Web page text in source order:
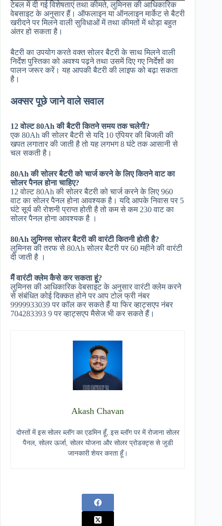
टेबल में दी गई विशेषताएं तथा कीमते, लुमिनस की आधिकारिक
वेबसाइट के अनुसार हैं। ऑफलाइन या ऑनलाइन मार्केट से बैटरी
खरीदने पर मिलने वाली सुविधाओं में तथा कीमतों में थोड़ा बहुत
अंतर हो सकता है।
बैटरी का उपयोग करते वक्त सोलर बैटरी के साथ मिलने वाली
निर्देश पुस्तिका को अवश्य पढ़ने तथा उसमें दिए गए निर्देशों का
पालन जरूर करें। यह आपकी बैटरी की लाइफ को बढ़ा सकता
है।
अक्सर पूछे जाने वाले सवाल
12 वोल्ट 80Ah की बैटरी कितने समय तक चलेगी?
एक 80Ah की सोलर बैटरी से यदि 10 एंपियर की बिजली की
खपत लगातार की जाती है तो यह लगभग 8 घंटे तक आसानी से
चल सकती है।
80Ah की सोलर बैटरी को चार्ज करने के लिए कितने वाट का
सोलर पैनल होना चाहिए?
12 वोल्ट 80Ah की सोलर बैटरी को चार्ज करने के लिए 960
वाट का सोलर पैनल होना आवश्यक है। यदि आपके निवास पर 5
घंटे सूर्य की रोशनी प्राप्त होती है तो कम से कम 230 वाट का
सोलर पैनल होना आवश्यक है ।
80Ah लुमिनस सोलर बैटरी की वारंटी कितनी होती है?
लुमिनस की तरफ से 80Ah सोलर बैटरी पर 60 महीने की वारंटी
दी जाती है ।
मैं वारंटी क्लेम कैसे कर सकता हूं?
लुमिनस की आधिकारिक वेबसाइट के अनुसार वारंटी क्लेम करने
से संबंधित कोई दिक्कत होने पर आप टोल फ्री नंबर
9999933039 पर कॉल कर सकते हैं या फिर व्हाट्सएप नंबर
704283393 9 पर व्हाट्सएप मैसेज भी कर सकते हैं।
Akash Chavan
दोस्तों में इस सोलर ब्लॉग का एडमिन हूँ, इस ब्लॉग पर में रोजाना सोलर
पैनल, सोलर ऊर्जा, सोलर योजना और सोलर प्रोडक्ट्स से जुडी
जानकारी शेयर करता हूँ।